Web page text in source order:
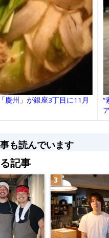
慶州」が銀座3丁目に11月
“
も読んでいます
記事